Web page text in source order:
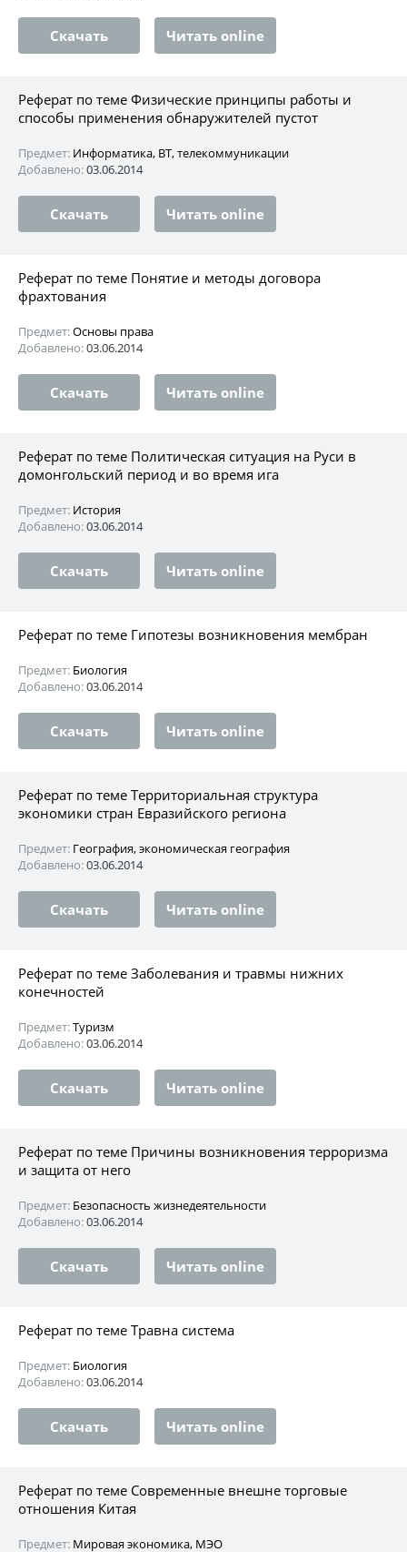
Скачать Читать online
Реферат по теме Физические принципы работы и
способы применения обнаружителей пустот
Предмет: Информатика, ВТ, телекоммуникации
Добавлено:03.06.2014
Скачать Читать online
Реферат по теме Понятие и методы договора
фрахтования
Предмет:Основы права
Добавлено:03.06.2014
Скачать Читать online
Реферат по теме Политическая ситуация на Руси в
домонгольский период и во время ига
Предмет: История
Добавлено:03.06.2014
Скачать Читать online
Реферат по теме Гипотезы возникновения мембран
Предмет: Биология
Добавлено:03.06.2014
Скачать Читать online
Реферат по теме Территориальная структура
экономики стран Евразийского региона
Предмет: География, экономическая география
Добавлено:03.06.2014
Скачать Читать online
Реферат по теме Заболевания и травмы нижних
конечностей
Предмет:Туризм
Добавлено:03.06.2014
Скачать Читать online
Реферат по теме Причины возникновения терроризма
и защита от него
Предмет: Безопасность жизнедеятельности
Добавлено:03.06.2014
Скачать Читать online
Реферат по теме Травна система
Предмет: Биология
Добавлено:03.06.2014
Скачать Читать online
Реферат по теме Современные внешне торговые
отношения Китая
Предмет: Мировая экономика, МЭО